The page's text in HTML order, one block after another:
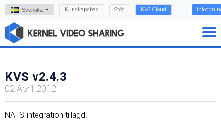
Svenska Kunskapsbas Stöd KVS Cloud
KVS v2.4.3
02 April, 2012
NATS-integration tillagd.